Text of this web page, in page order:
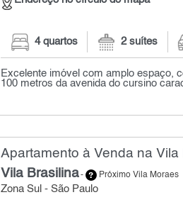
4 quartos 2 suítes
Excelente imóvel com amplo espaço,
100 metros da avenida do cursino
Apartamento à Venda na
Vila Brasilina- Próximo Vila Moraes
Zona Sul - São Paulo